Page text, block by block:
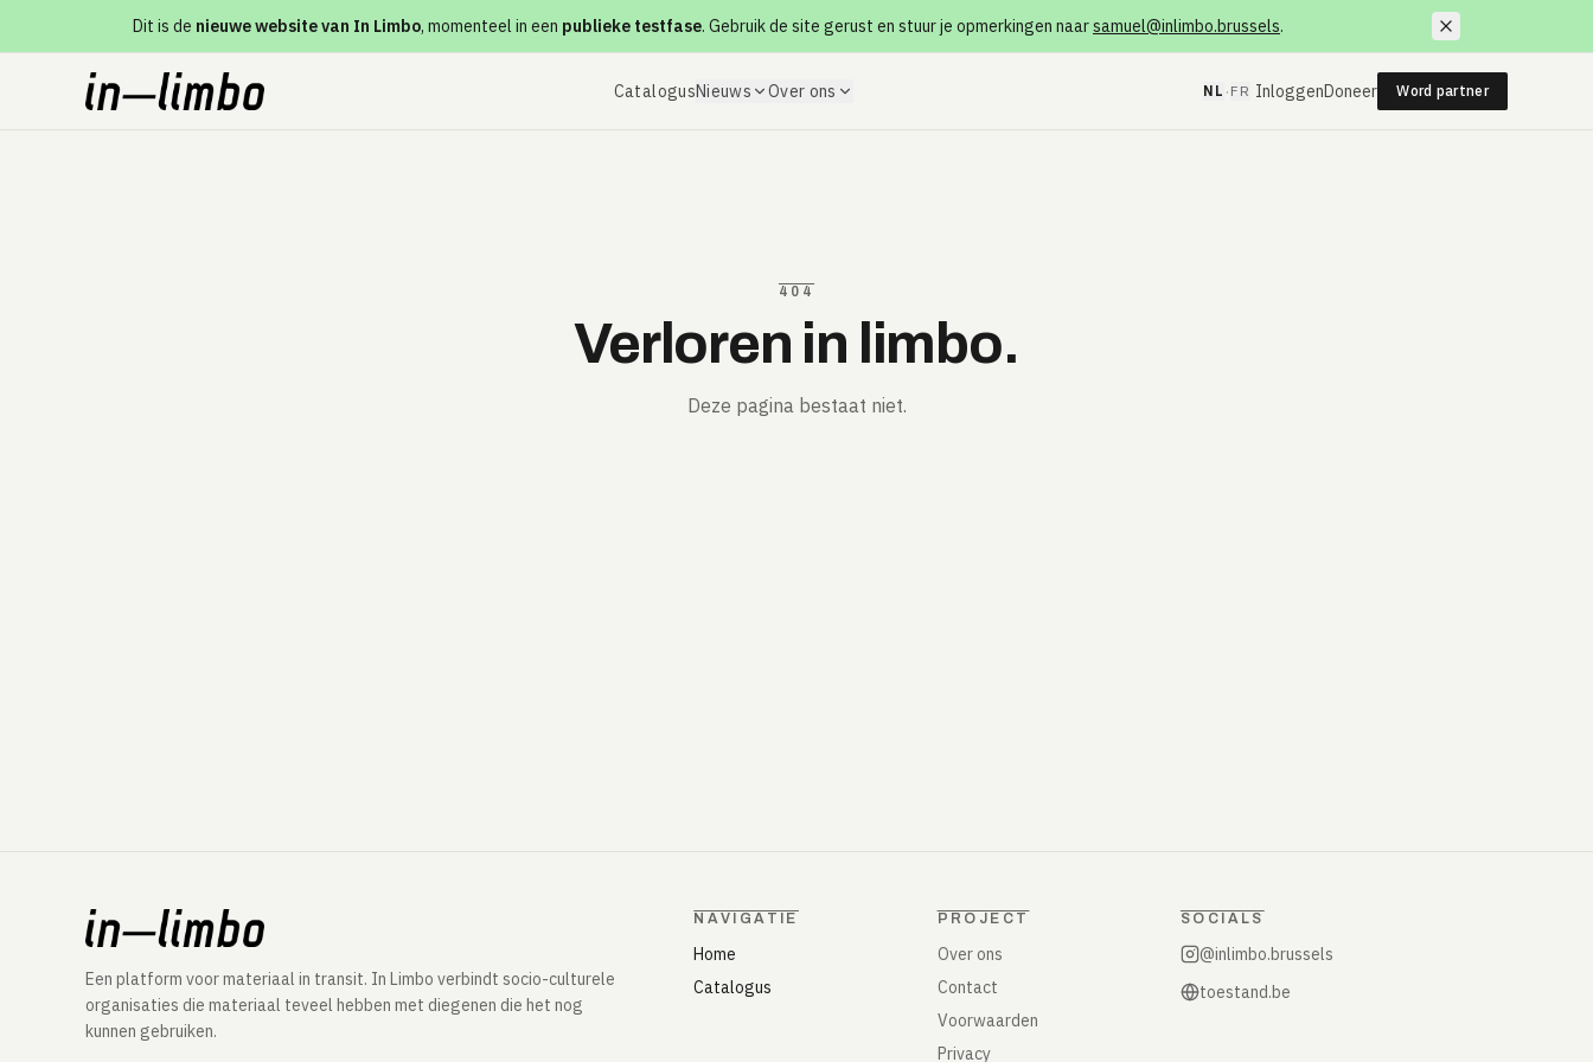
Dit is de nieuwe website van In Limbo, momenteel in een publieke testfase. Gebruik de site gerust en stuur je opmerkingen naarsamuel@inlimbo.brussels.
CatalogusNieuws Over ons NL · FR InloggenDoneer Word partner
404
Verloren in limbo.
Deze pagina bestaat niet.
Een platform voor materiaal in transit. In Limbo verbindt socio-culturele
organisaties die materiaal teveel hebben met diegenen die het nog
kunnen gebruiken.
NAVIGATIE
Home
Catalogus
PROJECT
Over ons
Contact
Voorwaarden
Privacy
SOCIALS
@inlimbo.brussels
toestand.be